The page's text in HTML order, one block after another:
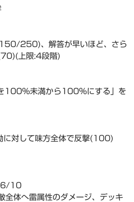
250)、解答が早いほど、さら
上限:4段階)
100%未満から100%にする」を
に対して味方全体で反撃(100)
6/10
全体へ雷属性のダメージ、デッキ